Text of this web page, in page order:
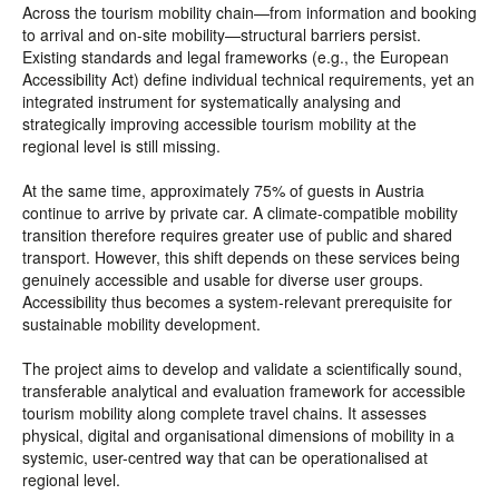
Across the tourism mobility chain—from information and booking
to arrival and on-site mobility—structural barriers persist.
Existing standards and legal frameworks (e.g., the European
Accessibility Act) define individual technical requirements, yet an
integrated instrument for systematically analysing and
strategically improving accessible tourism mobility at the
regional level is still missing.
At the same time, approximately 75% of guests in Austria
continue to arrive by private car. A climate-compatible mobility
transition therefore requires greater use of public and shared
transport. However, this shift depends on these services being
genuinely accessible and usable for diverse user groups.
Accessibility thus becomes a system-relevant prerequisite for
sustainable mobility development.
The project aims to develop and validate a scientifically sound,
transferable analytical and evaluation framework for accessible
tourism mobility along complete travel chains. It assesses
physical, digital and organisational dimensions of mobility in a
systemic, user-centred way that can be operationalised at
regional level.